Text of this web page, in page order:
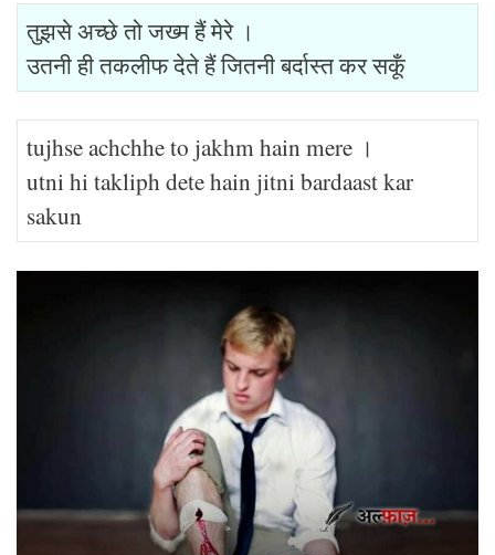
तुझसे अच्छे तो जख्म हैं मेरे ।
उतनी ही तकलीफ देते हैं जितनी बर्दास्त कर सकूँ
tujhse achchhe to jakhm hain mere ।
utni hi takliph dete hain jitni bardaast kar
sakun